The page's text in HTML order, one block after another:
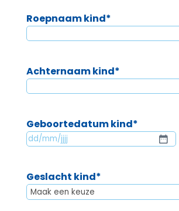
Roepnaam kind*
Achternaam kind*
Geboortedatum kind*
DD
MM
slash
JJJJ
Geslacht kind*